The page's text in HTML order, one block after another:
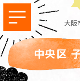
大阪
中央区